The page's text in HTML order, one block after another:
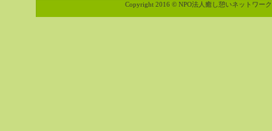
Copyright 2016 © NPO法人癒し憩いネットワー